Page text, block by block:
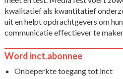
kwalitatief als kwantitatief
uit en helpt opdrachtgevers om hun
communicatie effectiever te
Word inct.abonnee
Onbeperkte toegang tot inct